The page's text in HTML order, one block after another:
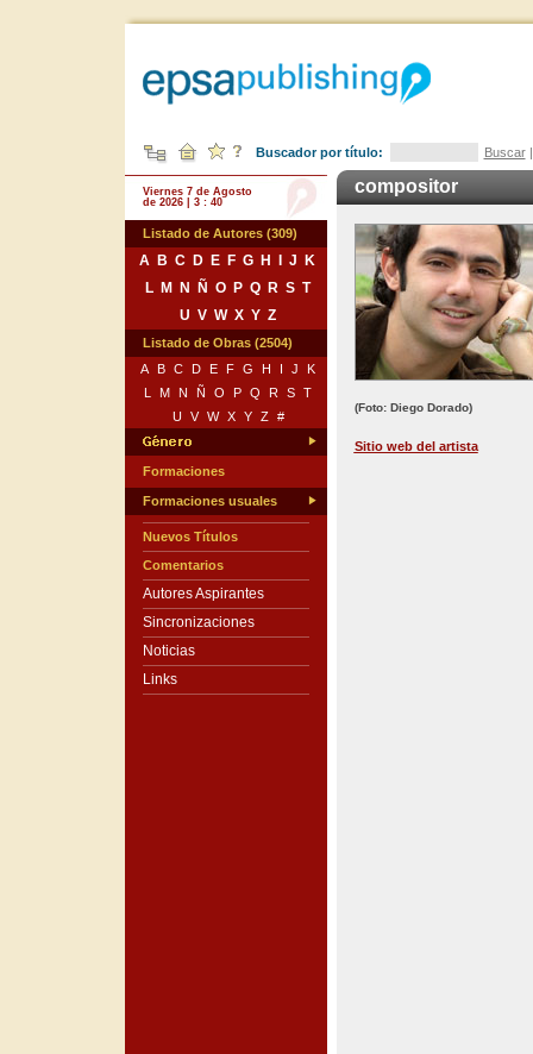
Buscador por título: Buscar
Viernes 7 de Agosto
de 2026 | 3 : 40
Listado de Autores (309)
A B C D E F G H J
K
L
M N Ñ O P Q R S T
U V W X Y Z
Listado de Obras (2504)
A
B C D E F G H I J
K
L
M N Ñ O P Q R S T
U
V W X Y Z #
Formaciones
Formaciones usuales
Nuevos Títulos
Comentarios
Autores Aspirantes
Sincronizaciones
Noticias
Links
compositor
(Foto: Diego Dorado)
Sitio web del artista